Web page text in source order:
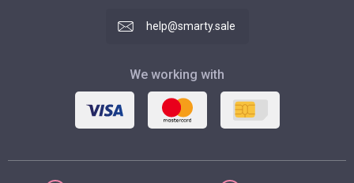
help@smarty.sale
We working with